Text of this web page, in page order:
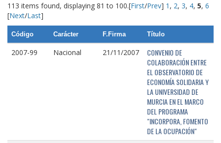
113 items found, displaying 81 to 100.[First/Prev] 1 , 2, 3, 4, 5, 6
[Next/Last]
Código Carácter F.Firma Título
2007-99 Nacional 21/11/2007
CONVENIO DE
COLABORACIÓN ENTRE
EL OBSERVATORIO DE
ECONOMÍA SOLIDARIA Y
LA UNIVERSIDAD DE
MURCIA EN EL MARCO
DEL PROGRAMA
"INCORPORA, FOMENTO
DE LA OCUPACIÓN"